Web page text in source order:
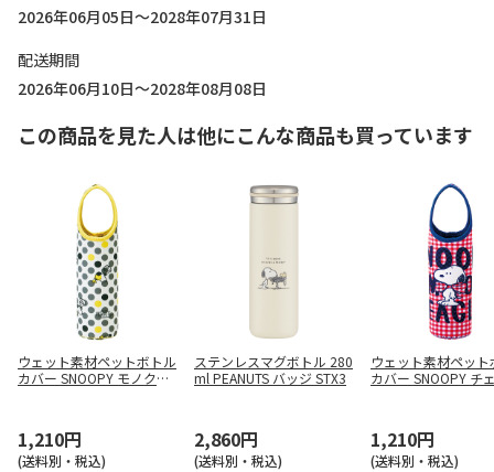
2026年06月05日～2028年07月31日
配送期間
2026年06月10日～2028年08月08日
この商品を見た人は他にこんな商品も買っています
ウェット素材ペットボトル
カバー SNOOPY モノクロ
1,210円
(送料別・税込)
ステンレスマグボトル 280
ml PEANUTS バッジ STX3
2,860円
(送料別・税込)
ウェット素材ペット
カバー SNOOPY チ
1,210円
(送料別・税込)